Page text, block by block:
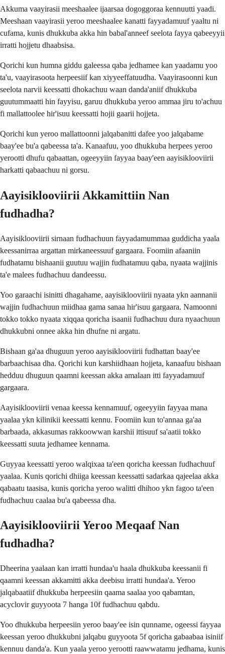
Akkuma vaayirasii meeshaalee ijaarsaa dogoggoraa kennuutti yaadi.
Meeshaan vaayirasii yeroo meeshaalee kanatti fayyadamuuf yaaltu ni
cufama, kunis dhukkuba akka hin babal'anneef seelota fayya qabeeyyii
irratti hojjetu dhaabsisa.
Qorichi kun humna giddu galeessa qaba jedhamee kan yaadamu yoo
ta'u, vaayirasoota herpeesiif kan xiyyeeffatuudha. Vaayirasoonni kun
seelota narvii keessatti dhokachuu waan danda'aniif dhukkuba
guutummaatti hin fayyisu, garuu dhukkuba yeroo ammaa jiru to'achuu
fi mallattoolee hir'isuu keessatti hojii gaarii hojjeta.
Qorichi kun yeroo mallattoonni jalqabanitti dafee yoo jalqabame
baay'ee bu'a qabeessa ta'a. Kanaafuu, yoo dhukkuba herpees yeroo
yerootti dhufu qabaattan, ogeeyyiin fayyaa baay'een aayisiklooviirii
harkatti qabaachuu ni gorsu.
Aayisiklooviirii Akkamittiin Nan
fudhadha?
Aayisiklooviirii sirnaan fudhachuun fayyadamummaa guddicha yaala
keessanirraa argattan mirkaneessuuf gargaara. Foomiin afaaniin
fudhatamu bishaanii guutuu wajjin fudhatamuu qaba, nyaata wajjinis
ta'e malees fudhachuu dandeessu.
Yoo garaachi isinitti dhagahame, aayisiklooviirii nyaata ykn aannanii
wajjin fudhachuun miidhaa gama sanaa hir'isuu gargaara. Namoonni
tokko tokko nyaata xiqqaa qoricha isaanii fudhachuu dura nyaachuun
dhukkubni onnee akka hin dhufne ni argatu.
Bishaan ga'aa dhuguun yeroo aayisiklooviirii fudhattan baay'ee
barbaachisaa dha. Qorichi kun karshiidhaan hojjeta, kanaafuu bishaan
hedduu dhuguun qaamni keessan akka amalaan itti fayyadamuuf
gargaara.
Aayisiklooviirii venaa keessa kennamuuf, ogeeyyiin fayyaa mana
yaalaa ykn kilinikii keessatti kennu. Foomiin kun to'annaa ga'aa
barbaada, akkasumas rakkoowwan karshii ittisuuf sa'aatii tokko
keessatti suuta jedhamee kennama.
Guyyaa keessatti yeroo walqixaa ta'een qoricha keessan fudhachuuf
yaalaa. Kunis qorichi dhiiga keessan keessatti sadarkaa qajeelaa akka
qabaatu taasisa, kunis qoricha yeroo walitti dhihoo ykn fagoo ta'een
fudhachuu caalaa bu'a qabeessa dha.
Aayisiklooviirii Yeroo Meqaaf Nan
fudhadha?
Dheerina yaalaan kan irratti hundaa'u haala dhukkuba keessanii fi
qaamni keessan akkamitti akka deebisu irratti hundaa'a. Yeroo
jalqabaatiif dhukkuba herpeesiin qaama saalaa yoo qabamtan,
acyclovir guyyoota 7 hanga 10f fudhachuu qabdu.
Yoo dhukkuba herpeesiin yeroo baay'ee isin qunname, ogeessi fayyaa
keessan yeroo dhukkubni jalqabu guyyoota 5f qoricha gabaabaa isiniif
kennuu danda'a. Kun yaala yeroo yerootti raawwatamu jedhama, kunis